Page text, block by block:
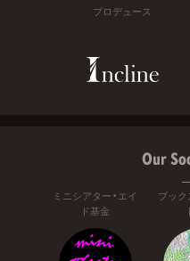
プロデュース
Our
ミニシアター・エイ
ド基金
ブック